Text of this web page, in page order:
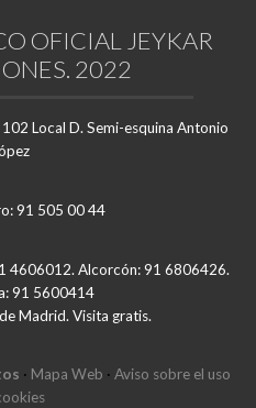
OFICIAL JEYKAR
2022
Local D. Semi-esquina Antonio
91 505 00 44
4606012. Alcorcón: 91 6806426.
91 5600414
Madrid. Visita gratis.
· Mapa Web · Aviso sobre el uso